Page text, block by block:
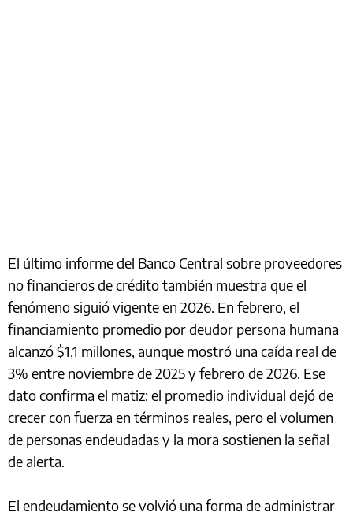
El último informe del Banco Central sobre proveedores
no financieros de crédito también muestra que el
fenómeno siguió vigente en 2026. En febrero, el
financiamiento promedio por deudor persona humana
alcanzó $1,1 millones, aunque mostró una caída real de
3% entre noviembre de 2025 y febrero de 2026. Ese
dato confirma el matiz: el promedio individual dejó de
crecer con fuerza en términos reales, pero el volumen
de personas endeudadas y la mora sostienen la señal
de alerta.
El endeudamiento se volvió una forma de administrar